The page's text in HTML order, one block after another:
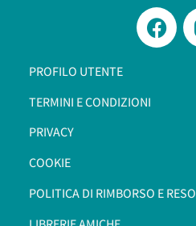
PROFILO UTENTE
TERMINI E CONDIZIONI
PRIVACY
COOKIE
POLITICA DI RIMBORSO E RESO